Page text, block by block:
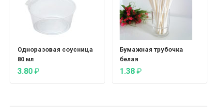
Одноразовая соусница
80 мл
3.80 ₽
Бумажная трубочка
белая
1.38 ₽